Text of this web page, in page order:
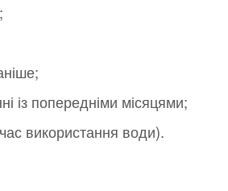
із попередніми місяцями;
використання води).